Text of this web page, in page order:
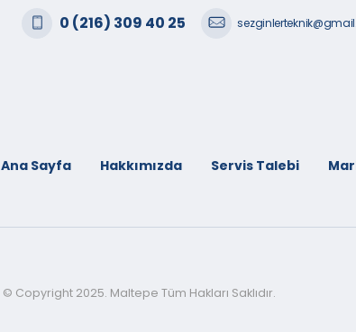
0 (216) 309 40 25
Ana Sayfa Hakkımızda Servis Talebi
© Copyright 2025. Maltepe Tüm Hakları Saklıdır.